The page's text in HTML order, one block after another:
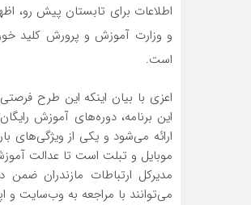
اطلاعات برای تابستان پیش رو،
و وزارت آموزش و پرورش کلید
است.
اعزی با بیان اینکه این طرح
این برنامه، دوره‌های آموزش
ارائه می‌شود و یکی از ویژگی‌های
موبایل و تبلت است تا عدالت
مدیرکل ارتباطات مازندران ضمن
می‌توانند با مراجعه به وب‌سایت و